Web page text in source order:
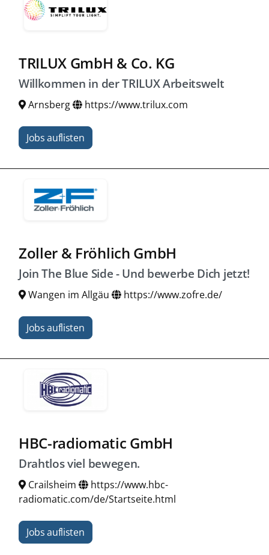
TRILUX GmbH & Co. KG
Willkommen in der TRILUX Arbeitswelt
Arnsberg https://www.trilux.com
Jobs auflisten
Zoller & Fröhlich GmbH
Join The Blue Side - Und bewerbe Dich jetzt!
Wangen im Allgäu https://www.zofre.de/
Jobs auflisten
HBC-radiomatic GmbH
Drahtlos viel bewegen.
Crailsheim
https://www.hbc-
radiomatic.com/de/Startseite.html
Jobs auflisten